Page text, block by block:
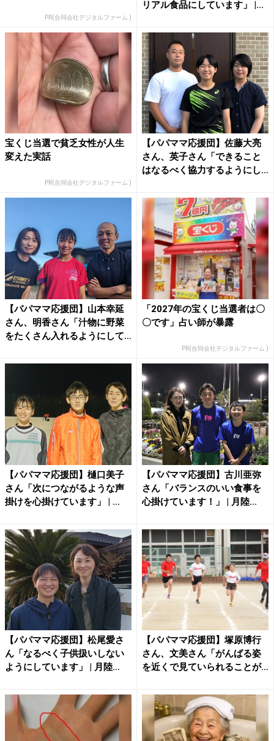
PR(合同会社デジタルファーム )
リアル食品にしています」 |...
宝くじ当選で貧乏女性が人生
変えた実話
PR(合同会社デジタルファーム )
【パパママ応援団】佐藤大亮
さん、英子さん「できること
はなるべく協力するようにし
【パパママ応援団】山本幸延
さん、明香さん「汁物に野菜
をたくさん入れるようにして
「2027年の宝くじ当選者は〇
〇です」占い師が暴露
PR(合同会社デジタルファーム )
【パパママ応援団】樋口美子
さん「次につながるような声
掛けを心掛けています」 | ...
【パパママ応援団】古川亜弥
さん「バランスのいい食事を
心掛けています！」 | 月陸...
【パパママ応援団】松尾愛さ
ん「なるべく子供扱いしない
ようにしています」 | 月陸...
【パパママ応援団】塚原博行
さん、文美さん「がんばる姿
を近くで見ていられることが